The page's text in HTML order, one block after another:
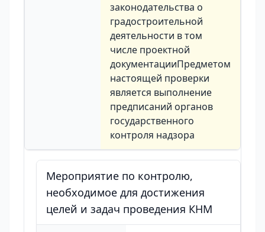
законодательства о
градостроительной
деятельности в том
числе проектной
документацииПредметом
настоящей проверки
является выполнение
предписаний органов
государственного
контроля надзора
Мероприятие по контролю,
необходимое для достижения
целей и задач проведения КНМ